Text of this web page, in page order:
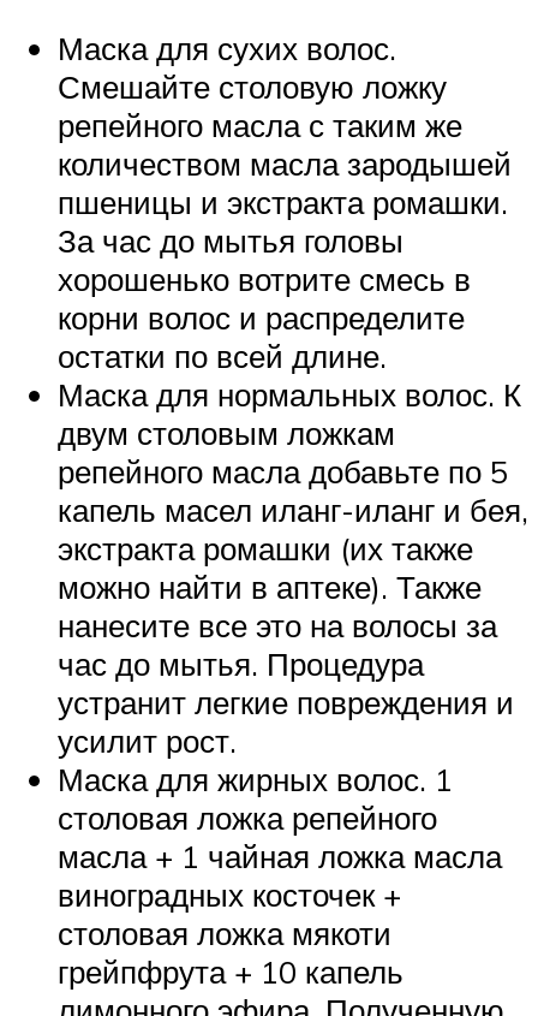
Маска для сухих волос.
Смешайте столовую ложку
репейного масла с таким же
количеством масла зародышей
пшеницы и экстракта ромашки.
За час до мытья головы
хорошенько вотрите смесь в
корни волос и распределите
остатки по всей длине.
Маска для нормальных волос. К
двум столовым ложкам
репейного масла добавьте по 5
капель масел иланг-иланг и бея,
экстракта ромашки (их также
можно найти в аптеке). Также
нанесите все это на волосы за
час до мытья. Процедура
устранит легкие повреждения и
усилит рост.
Маска для жирных волос. 1
столовая ложка репейного
масла + 1 чайная ложка масла
виноградных косточек +
столовая ложка мякоти
грейпфрута + 10 капель